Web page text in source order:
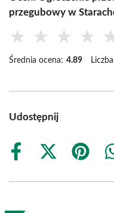
przegubowy w
★ ★ ★ ★
Średnia ocena: 4.89
Udostępnij
Share
Share
(Twitter)
Share